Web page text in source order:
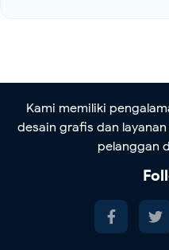
Kami memiliki
desain grafis dan
pelanggan